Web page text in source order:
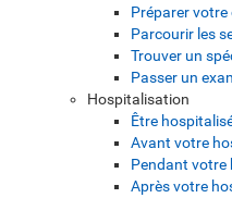
Préparer
Parcourir les
Trouver un
Passer un
Hospitalisation
Être
Avant votre
Pendant
Après votre